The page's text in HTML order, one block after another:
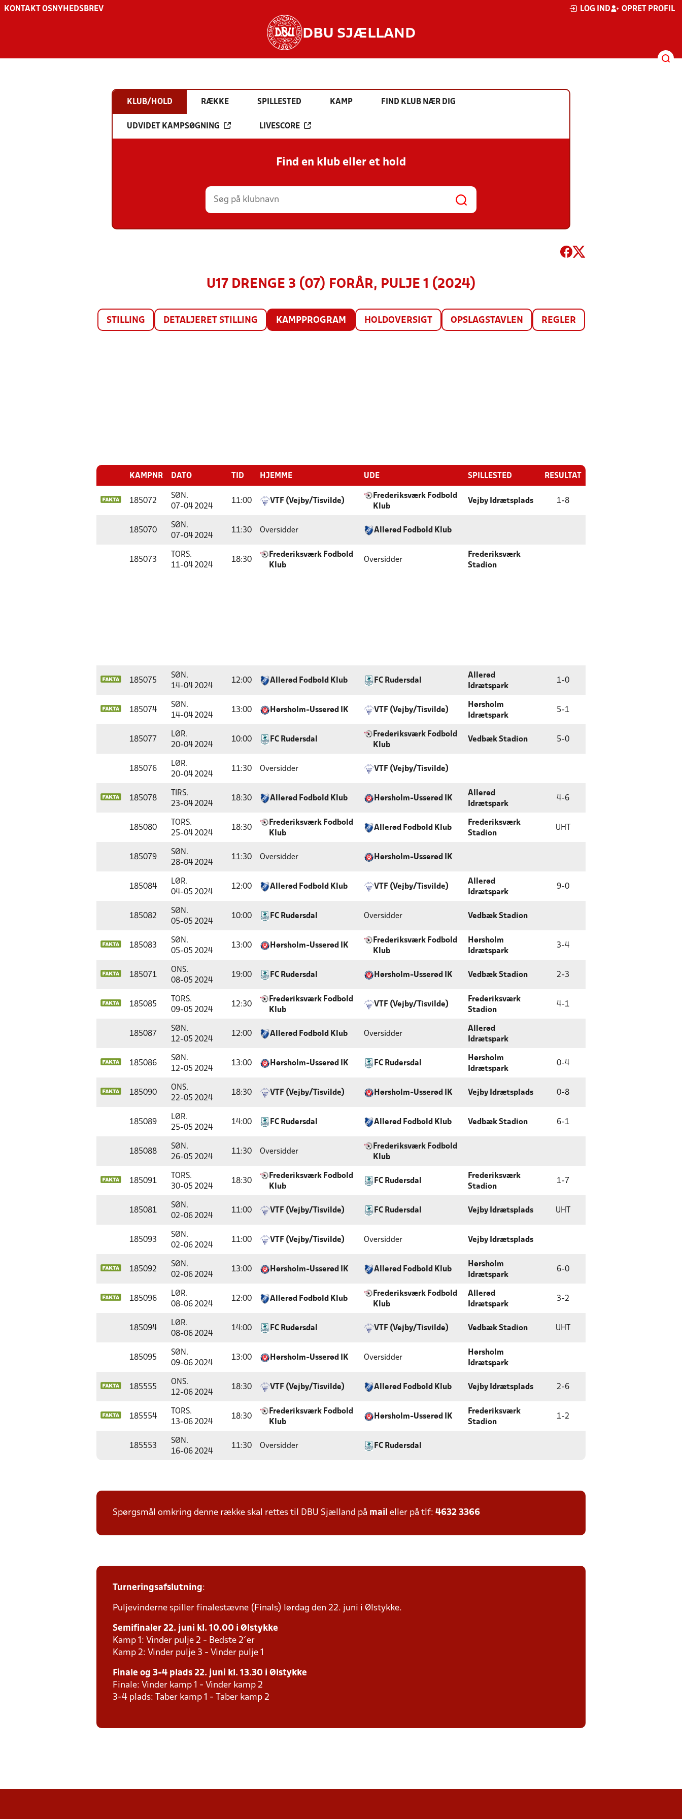
KONTAKT OS NYHEDSBREV LOG IND OPRET PROFIL
DBU SJÆLLAND
KLUB/HOLD RÆKKE SPILLESTED KAMP FIND KLUB NÆR DIG
UDVIDET KAMPSØGNING LIVESCORE
Find en klub eller et hold
U17 DRENGE 3 (07) FORÅR, PULJE 1 (2024)
STILLING DETALJERET STILLING KAMPPROGRAM HOLDOVERSIGT OPSLAGSTAVLEN REGLER
KAMPNR DATO TID HJEMME UDE SPILLESTED RESULTAT
185072
SØN.
07-04 2024
11:00 VTF (Vejby/Tisvilde)
Frederiksværk Fodbold
Klub
Vejby Idrætsplads 1-8
185070
SØN.
07-04 2024
11:30 Oversidder Allerød Fodbold Klub
185073
TORS.
11-04 2024
18:30
Frederiksværk Fodbold
Klub
Oversidder
Frederiksværk
Stadion
185075
SØN.
14-04 2024
12:00 Allerød Fodbold Klub FC Rudersdal
Allerød
Idrætspark
1-0
185074
SØN.
14-04 2024
13:00 Hørsholm-Usserød IK VTF (Vejby/Tisvilde)
Hørsholm
Idrætspark
5-1
185077
LØR.
20-04 2024
10:00 FC Rudersdal
Frederiksværk Fodbold
Klub
Vedbæk Stadion 5-0
185076
LØR.
20-04 2024
11:30 Oversidder VTF (Vejby/Tisvilde)
185078
TIRS.
23-04 2024
18:30 Allerød Fodbold Klub Hørsholm-Usserød IK
Allerød
Idrætspark
4-6
185080
TORS.
25-04 2024
18:30
Frederiksværk Fodbold
Klub
Allerød Fodbold Klub
Frederiksværk
Stadion
UHT
185079
SØN.
28-04 2024
11:30 Oversidder Hørsholm-Usserød IK
185084
LØR.
04-05 2024
12:00 Allerød Fodbold Klub VTF (Vejby/Tisvilde)
Allerød
Idrætspark
9-0
185082
SØN.
05-05 2024
10:00 FC Rudersdal Oversidder Vedbæk Stadion
185083
SØN.
05-05 2024
13:00 Hørsholm-Usserød IK
Frederiksværk Fodbold
Klub
Hørsholm
Idrætspark
3-4
185071
ONS.
08-05 2024
19:00 FC Rudersdal Hørsholm-Usserød IK Vedbæk Stadion 2-3
185085
TORS.
09-05 2024
12:30
Frederiksværk Fodbold
Klub
VTF (Vejby/Tisvilde)
Frederiksværk
Stadion
4-1
185087
SØN.
12-05 2024
12:00 Allerød Fodbold Klub Oversidder
Allerød
Idrætspark
185086
SØN.
12-05 2024
13:00 Hørsholm-Usserød IK FC Rudersdal
Hørsholm
Idrætspark
0-4
185090
ONS.
22-05 2024
18:30 VTF (Vejby/Tisvilde) Hørsholm-Usserød IK Vejby Idrætsplads 0-8
185089
LØR.
25-05 2024
14:00 FC Rudersdal Allerød Fodbold Klub Vedbæk Stadion 6-1
185088
SØN.
26-05 2024
11:30 Oversidder
Frederiksværk Fodbold
Klub
185091
TORS.
30-05 2024
18:30
Frederiksværk Fodbold
Klub
FC Rudersdal
Frederiksværk
Stadion
1- 7
185081
SØN.
02-06 2024
11:00 VTF (Vejby/Tisvilde) FC Rudersdal Vejby Idrætsplads UHT
185093
SØN.
02-06 2024
11:00 VTF (Vejby/Tisvilde) Oversidder Vejby Idrætsplads
185092
SØN.
02-06 2024
13:00 Hørsholm-Usserød IK Allerød Fodbold Klub
Hørsholm
Idrætspark
6-0
185096
LØR.
08-06 2024
12:00 Allerød Fodbold Klub
Frederiksværk Fodbold
Klub
Allerød
Idrætspark
3-2
185094
LØR.
08-06 2024
14:00 FC Rudersdal VTF (Vejby/Tisvilde) Vedbæk Stadion UHT
185095
SØN.
09-06 2024
13:00 Hørsholm-Usserød IK Oversidder
Hørsholm
Idrætspark
185555
ONS.
12-06 2024
18:30 VTF (Vejby/Tisvilde) Allerød Fodbold Klub Vejby Idrætsplads 2-6
185554
TORS.
13-06 2024
18:30
Frederiksværk Fodbold
Klub
Hørsholm-Usserød IK
Frederiksværk
Stadion
1-2
185553
SØN.
16-06 2024
11:30 Oversidder FC Rudersdal
Spørgsmål omkring denne række skal rettes til DBU Sjælland på mail eller på tlf: 4632 3366
Turneringsafslutning:
Puljevinderne spiller finalestævne (Finals) lørdag den 22. juni i Ølstykke.
Semifinaler 22. juni kl. 10.00 i Ølstykke
Kamp 1: Vinder pulje 2 - Bedste 2´er
Kamp 2: Vinder pulje 3 - Vinder pulje 1
Finale og 3-4 plads 22. juni kl. 13.30 i Ølstykke
Finale: Vinder kamp 1 - Vinder kamp 2
3-4 plads: Taber kamp 1 - Taber kamp 2